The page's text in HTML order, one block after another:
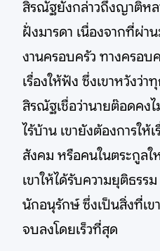
สิรณัฐยังกล่าวถึงญาติห
ฝั่งมารดา เนื่องจากที่ผ่าน
งานครอบครัว ทางครอบค
เรื่องให้ฟัง ซึ่งเขาหวังว่
สิรณัฐเชื่อว่านายต๊อดคงไ
ไร้บ้าน เขายังต้องการให้
สังคม หรือคนในตระกูล
เขาให้ได้รับความยุติธรร
นักอนุรักษ์ ซึ่งเป็นสิ่งที่เข
จบลงโดยเร็วที่สุด